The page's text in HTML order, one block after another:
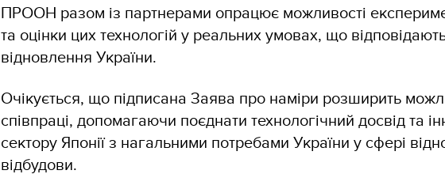
ПРООН разом із партнерами опрацює можливості
та оцінки цих технологій у реальних умовах, що
відновлення України.
Очікується, що підписана Заява про наміри розширить
співпраці, допомагаючи поєднати технологічний досвід та
сектору Японії з нагальними потребами України у сфері
відбудови.